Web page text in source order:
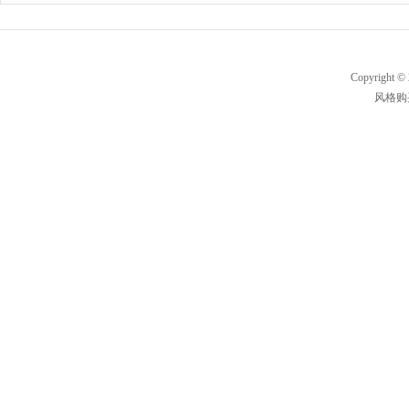
Copyright ©
风格购